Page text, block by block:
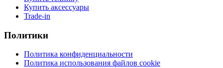
Купить аксессуары
Trade-in
Политики
Политика конфиденциальности
Политика использования файлов cookie